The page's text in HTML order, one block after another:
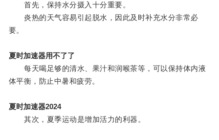
首先，保持水分摄入十分重要。
炎热的天气容易引起脱水，因此及时补充水分非常必
要。
夏时加速器用不了了
每天喝足够的清水、果汁和润喉茶等，可以保持体内液
体平衡，防止中暑和疲劳。
夏时加速器2024
其次，夏季运动是增加活力的利器。